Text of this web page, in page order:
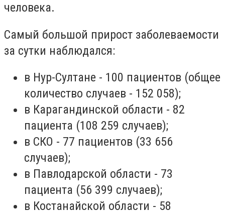
человека.
Самый большой прирост заболеваемости
за сутки наблюдался:
в Нур-Султане - 100 пациентов (общее
количество случаев - 152 058);
в Карагандинской области - 82
пациента (108 259 случаев);
в СКО - 77 пациентов (33 656
случаев);
в Павлодарской области - 73
пациента (56 399 случаев);
в Костанайской области - 58